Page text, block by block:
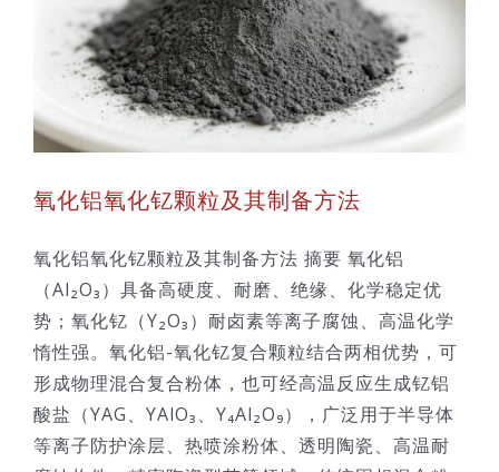
氧化铝氧化钇颗粒及其制备方法
氧化铝氧化钇颗粒及其制备方法 摘要 氧化铝
（Al₂O₃）具备高硬度、耐磨、绝缘、化学稳定优
势；氧化钇（Y₂O₃）耐卤素等离子腐蚀、高温化学
惰性强。氧化铝-氧化钇复合颗粒结合两相优势，可
形成物理混合复合粉体，也可经高温反应生成钇铝
酸盐（YAG、YAlO₃、Y₄Al₂O₉），广泛用于半导体
等离子防护涂层、热喷涂粉体、透明陶瓷、高温耐